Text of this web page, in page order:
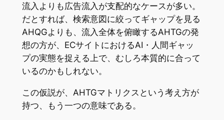
流入よりも広告流入が支配的なケースが多い。
だとすれば、検索意図に絞ってギャップを見る
AHQGよりも、流入全体を俯瞰するAHTGの発
想の方が、ECサイトにおけるAI・人間ギャッ
プの実態を捉える上で、むしろ本質的に合って
いるのかもしれない。
この仮説が、AHTGマトリクスという考え方が
持つ、もう一つの意味である。